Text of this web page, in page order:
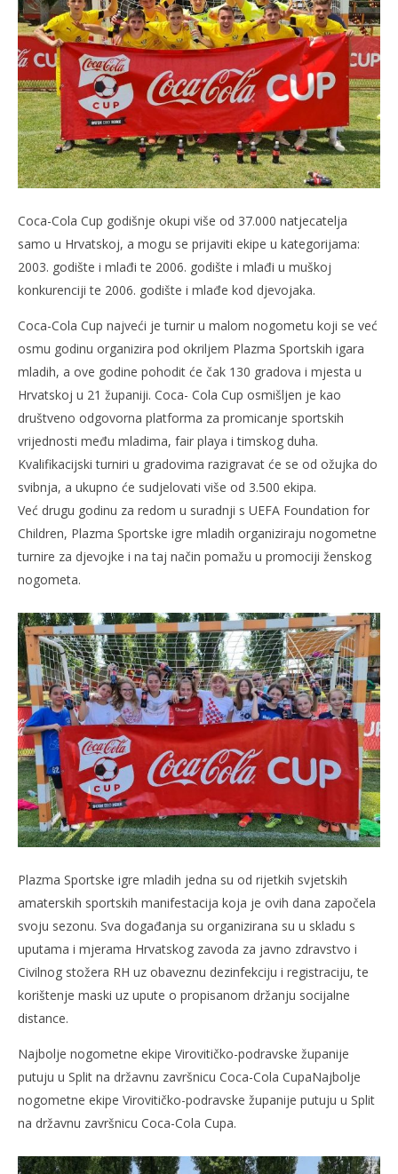
Coca-Cola Cup godišnje okupi više od 37.000 natjecatelja
samo u Hrvatskoj, a mogu se prijaviti ekipe u kategorijama:
2003. godište i mlađi te 2006. godište i mlađi u muškoj
konkurenciji te 2006. godište i mlađe kod djevojaka.
Coca-Cola Cup najveći je turnir u malom nogometu koji se već
osmu godinu organizira pod okriljem Plazma Sportskih igara
mladih, a ove godine pohodit će čak 130 gradova i mjesta u
Hrvatskoj u 21 županiji. Coca- Cola Cup osmišljen je kao
društveno odgovorna platforma za promicanje sportskih
vrijednosti među mladima, fair playa i timskog duha.
Kvalifikacijski turniri u gradovima razigravat će se od ožujka do
svibnja, a ukupno će sudjelovati više od 3.500 ekipa.
Već drugu godinu za redom u suradnji s UEFA Foundation for
Children, Plazma Sportske igre mladih organiziraju nogometne
turnire za djevojke i na taj način pomažu u promociji ženskog
nogometa.
Plazma Sportske igre mladih jedna su od rijetkih svjetskih
amaterskih sportskih manifestacija koja je ovih dana započela
svoju sezonu. Sva događanja su organizirana su u skladu s
uputama i mjerama Hrvatskog zavoda za javno zdravstvo i
Civilnog stožera RH uz obaveznu dezinfekciju i registraciju, te
korištenje maski uz upute o propisanom držanju socijalne
distance.
Najbolje nogometne ekipe Virovitičko-podravske županije
putuju u Split na državnu završnicu Coca-Cola CupaNajbolje
nogometne ekipe Virovitičko-podravske županije putuju u Split
na državnu završnicu Coca-Cola Cupa.